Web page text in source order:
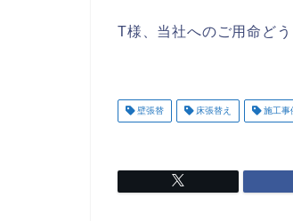
T様、当社へのご用命ど
壁張替 床張替え 施工事